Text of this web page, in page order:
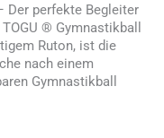
Der perfekte Begleiter
® Gymnastikball
Ruton, ist die
nach einem
Gymnastikball